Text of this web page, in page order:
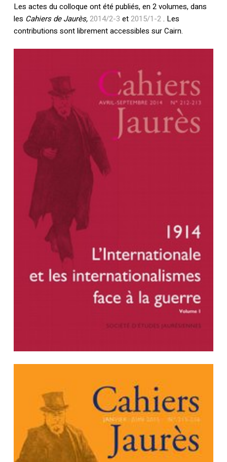
Les actes du colloque ont été publiés, en 2 volumes, dans
les Cahiers de Jaurès,2014/2-3 et2015/1-2. Les
contributions sont librement accessibles sur Cairn.